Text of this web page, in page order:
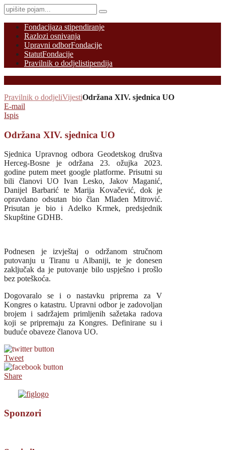
Fondacijaza stipendiranje
Razlozi osnivanja
Upravni odborFondacije
StatutFondacije
Pravilnik o dodjelistipendija
Pravilnik o dodjeliVijestiOdržana XIV. sjednica UO
E-mail
Ispis
Održana XIV. sjednica UO
Sjednica Upravnog odbora Geodetskog društva
Herceg-Bosne je održana 23. ožujka 2023.
godine putem meet google platforme. Prisutni su
bili članovi UO Ivan Lesko, Jakov Maganić,
Danijel Barbarić te Marija Kovačević, dok je
opravdano odsutan bio član Mladen Mitrović.
Prisutan je bio i Adelko Krmek, predsjednik
Skupštine GDHB.
Podnesen je izvještaj o održanom stručnom
putovanju u Tiranu u Albaniji, te je donesen
zaključak da je putovanje bilo uspješno i prošlo
bez poteškoća.
Dogovaralo se i o nastavku priprema za V
Kongres o katastru. Upravni odbor je zadovoljan
brojem i sadržajem primljenih sažetaka radova
koji se pripremaju za Kongres. Definirane su i
buduće obaveze članova UO.
Tweet
Share
Sponzori